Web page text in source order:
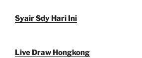
Syair Sdy Hari Ini
Live Draw Hongkong